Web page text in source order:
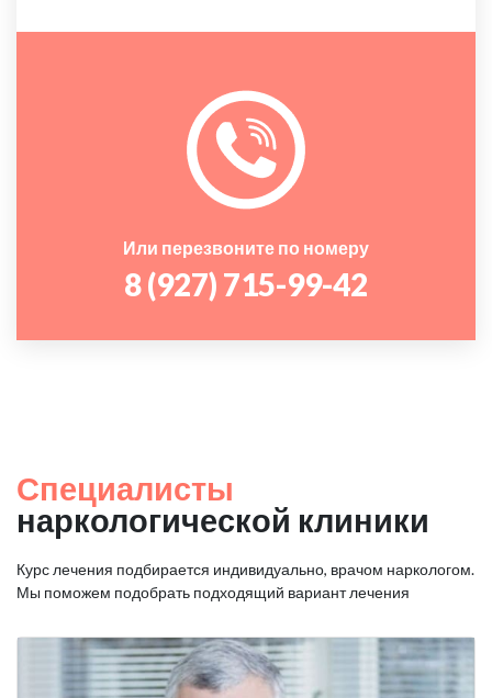
Или перезвоните по номеру
8 (927) 715-99-42
Специалисты
наркологической клиники
Курс лечения подбирается индивидуально, врачом наркологом.
Мы поможем подобрать подходящий вариант лечения